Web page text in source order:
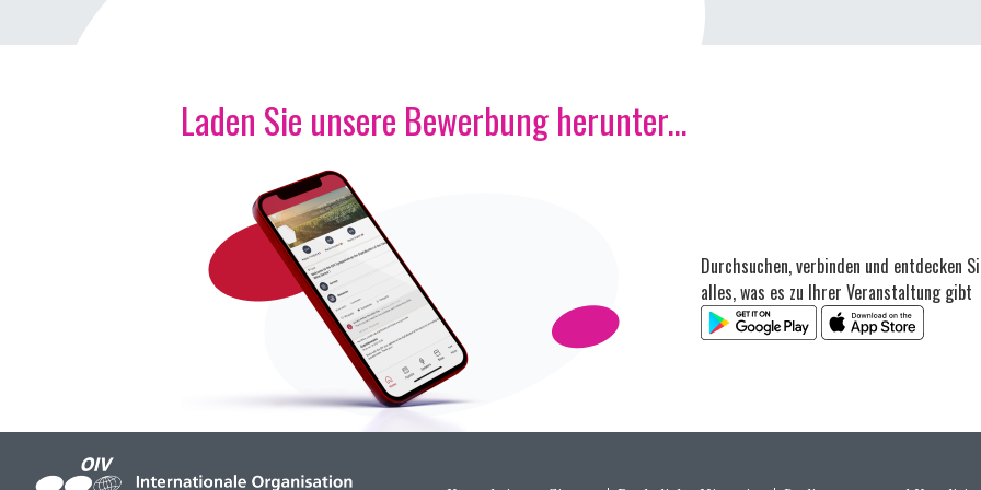
Laden Sie unsere Bewerbung herunter...
Durchsuchen, verbinden und entdecken
alles, was es zu Ihrer Veranstaltung gibt